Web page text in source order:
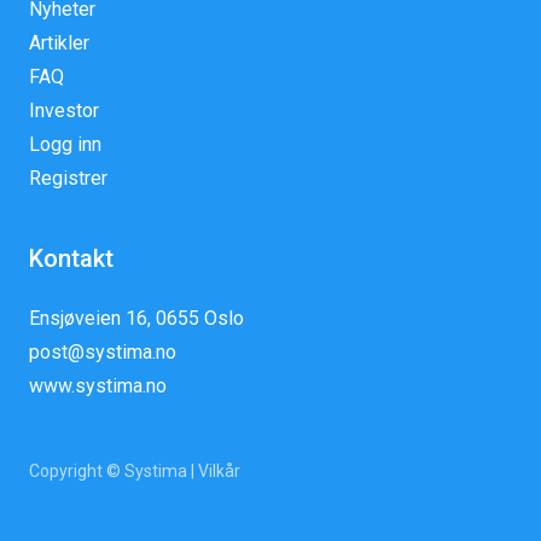
Nyheter
Artikler
FAQ
Investor
Logg inn
Registrer
Kontakt
Ensjøveien 16, 0655 Oslo
post@systima.no
www.systima.no
Copyright © Systima | Vilkår